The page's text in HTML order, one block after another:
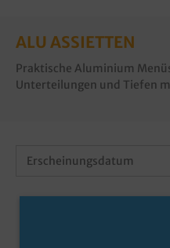
ALU ASSIETTEN
Praktische Aluminium
Unterteilungen und Tiefen